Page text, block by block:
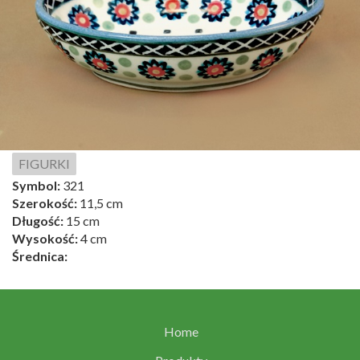
FIGURKI
Symbol: 321
Szerokość: 11,5 cm
Długość: 15 cm
Wysokość:4 cm
Średnica:
Home